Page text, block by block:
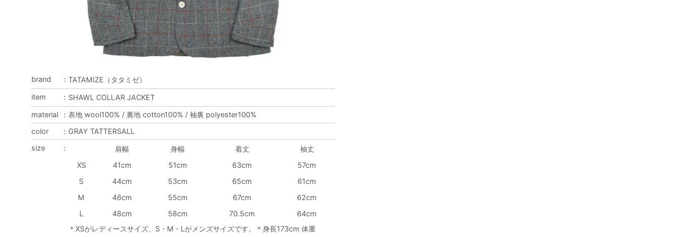
brand ： TATAMIZE（タタミゼ）
item
： SHAWL COLLAR JACKET
material
： 表地 wool100% / 裏地 cotton100% / 袖裏 polyester100%
color
： GRAY TATTERSALL
size
： 肩幅 身幅 着丈
袖丈
XS
41cm 51cm 63cm
57cm
S
44cm 53cm 65cm
61cm
M
46cm 55cm 67cm
62cm
L
48cm 58cm 70.5cm
64cm
＊XSがレディースサイズ、S・M・Lがメンズサイズです。＊身長173cm 体重